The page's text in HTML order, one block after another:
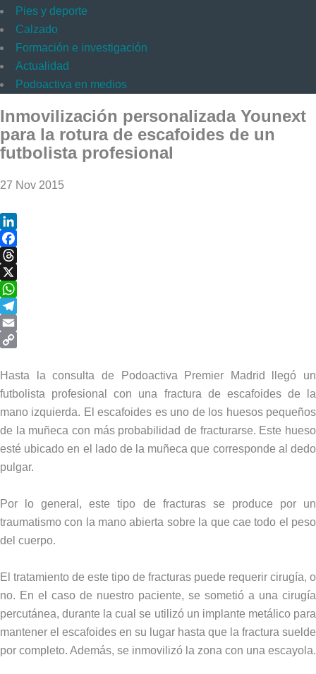
Pies y deporte
Calzado
Formación e investigación
Actualidad
Podoactiva en medios
Inmovilización personalizada Younext
para la rotura de escafoides de un
futbolista profesional
27 Nov 2015
LinkedIn
Facebook
Threads
X
WhatsApp
Telegram
Email
Link
Hasta la consulta de Podoactiva Premier Madrid llegó un
futbolista profesional con una fractura de escafoides de la
mano izquierda. El escafoides es uno de los huesos pequeños
de la muñeca con más probabilidad de fracturarse. Este hueso
esté ubicado en el lado de la muñeca que corresponde al dedo
pulgar.
Por lo general, este tipo de fracturas se produce por un
traumatismo con la mano abierta sobre la que cae todo el peso
del cuerpo.
El tratamiento de este tipo de fracturas puede requerir cirugía, o
no. En el caso de nuestro paciente, se sometió a una cirugía
percutánea, durante la cual se utilizó un implante metálico para
mantener el escafoides en su lugar hasta que la fractura suelde
por completo. Además, se inmovilizó la zona con una escayola.